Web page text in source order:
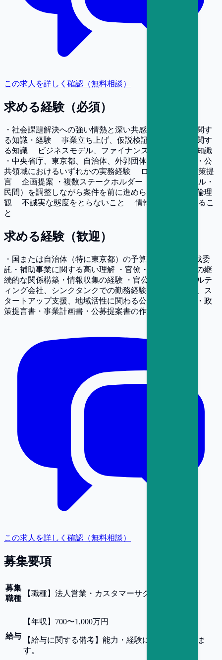
この求人を詳しく確認（無料相談）
求める経験（必須）
・社会課題解決への強い情熱と深い共感 ・ビジネスに関す
る知識・経験 事業立ち上げ、仮説検証のプロセスに関す
る知識 ビジネスモデル、ファイナンスに関する基礎知識
・中央省庁、東京都、自治体、外郭団体との実務経験 ・公
共領域におけるいずれかの実務経験 ロビイング 政策提
言 企画提案 ・複数ステークホルダー（行政・コンサル・
民間）を調整しながら案件を前に進められる調整力 ・倫理
観 不誠実な態度をとらないこと 情報を正しく伝えるこ
と
求める経験（歓迎）
・国または自治体（特に東京都）の予算編成・政策形成委
託・補助事業に関する高い理解 ・官僚・自治体職員との継
続的な関係構築・情報収集の経験 ・官公庁向けコンサルテ
ィング会社、シンクタンクでの勤務経験 ・起業家支援、ス
タートアップ支援、地域活性に関わる公共事業の経験 ・政
策提言書・事業計画書・公募提案書の作成経験
この求人を詳しく確認（無料相談）
募集要項
募集
職種
【職種】 法人営業・カスタマーサクセス
給与
【年収 】 700〜1,000万円
【給与に関する備考】 能力・経験によって決定しま
す。